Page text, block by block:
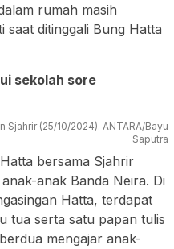
rumah masih
ditinggali Bung Hatta
sekolah sore
(25/10/2024). ANTARA/Bayu
Saputra
bersama Sjahrir
anak Banda Neira. Di
Hatta, terdapat
tua serta satu papan tulis
mengajar anak-